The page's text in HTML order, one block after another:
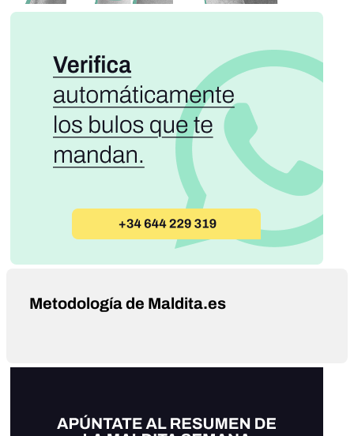
Metodología de Maldita.es